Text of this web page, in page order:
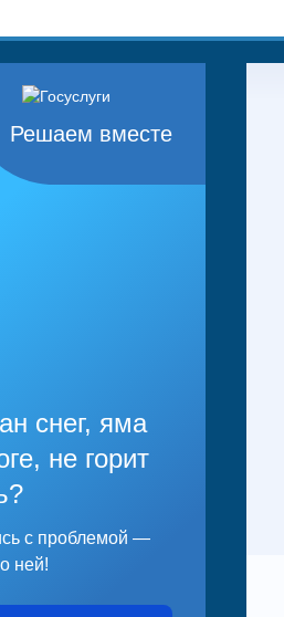
Решаем вместе
снег, яма
не горит
с проблемой —
ней!